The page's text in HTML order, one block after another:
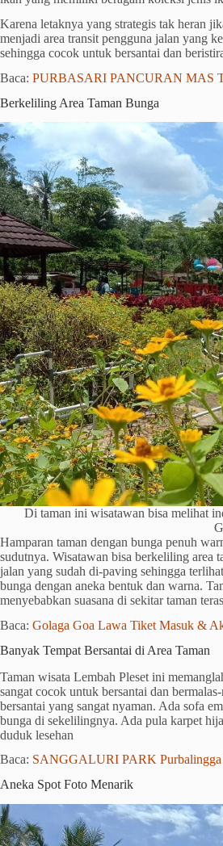
Karena letaknya yang strategis tak heran
menjadi area transit pengguna jalan yang
sehingga cocok untuk bersantai dan
Baca: PURBASARI PANCURAN MAS
Berkeliling Area Taman Bunga
Di taman ini wisatawan bisa melihat
Hamparan taman dengan bunga penuh
sudutnya. Wisatawan bisa berkeliling area
jalan yang sudah di-paving sehingga
bunga dengan aneka bentuk dan warna.
menyebabkan suasana di sekitar taman
Baca: Golaga Goa Lawa Tiket Masuk &
Banyak Tempat Bersantai di Area Taman
Taman wisata Lembah Pleset ini
sangat cocok untuk bersantai dan
bersantai yang sangat nyaman. Ada sofa
bunga di sekelilingnya. Ada pula karpet
duduk lesehan
Baca: SANGGALURI PARK Purbalingga
Aneka Spot Foto Menarik